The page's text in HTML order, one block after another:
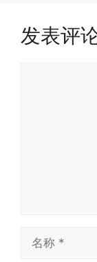
发表评